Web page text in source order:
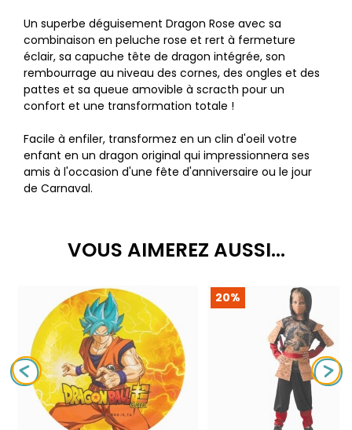
Un superbe déguisement Dragon Rose avec sa
combinaison en peluche rose et rert à fermeture
éclair, sa capuche tête de dragon intégrée, son
rembourrage au niveau des cornes, des ongles et des
pattes et sa queue amovible à scracth pour un
confort et une transformation totale !
Facile à enfiler, transformez en un clin d'oeil votre
enfant en un dragon original qui impressionnera ses
amis à l'occasion d'une fête d'anniversaire ou le jour
de Carnaval.
VOUS AIMEREZ AUSSI...
20%